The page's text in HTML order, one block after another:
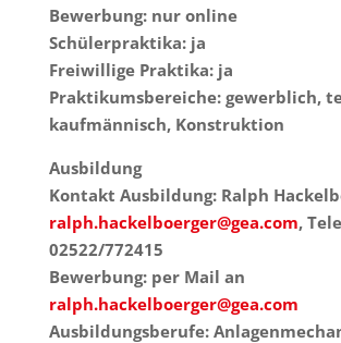
Bewerbung: nur online
Schülerpraktika: ja
Freiwillige Praktika: ja
Praktikumsbereiche: gewerblich,
kaufmännisch, Konstruktion
Ausbildung
Kontakt Ausbildung: Ralph
ralph.hackelboerger@gea.com,
02522/772415
Bewerbung: per Mail an
ralph.hackelboerger@gea.com
Ausbildungsberufe: